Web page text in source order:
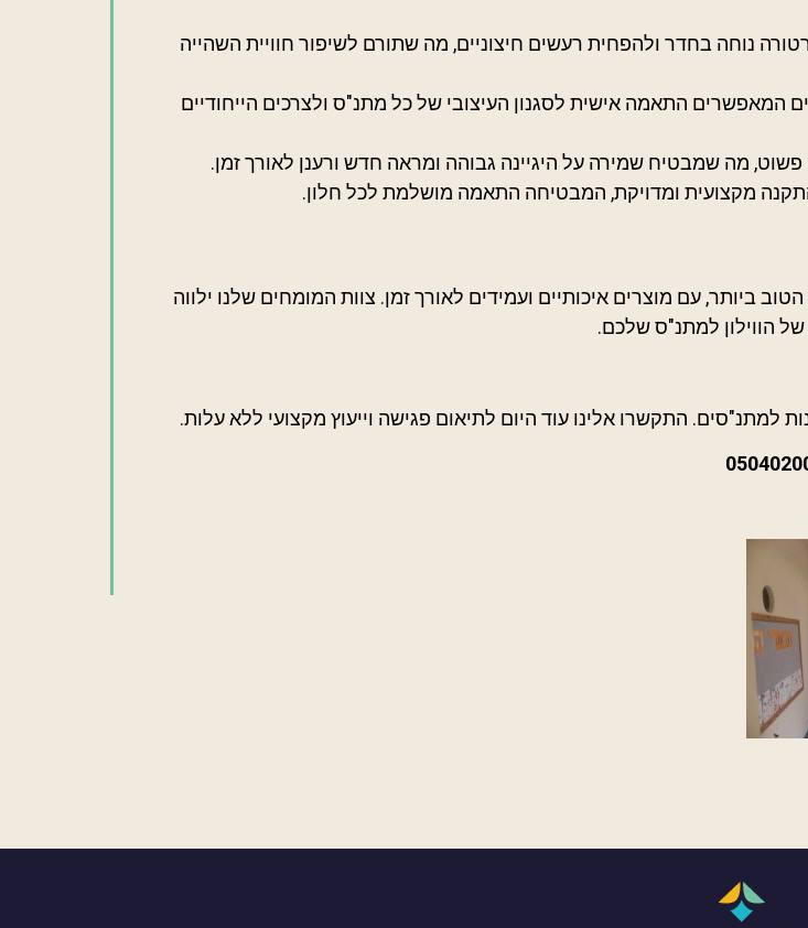
נוחה בחדר ולהפחית רעשים חיצוניים, מה שתורם לשיפור חוויית השהייה
המאפשרים התאמה אישית לסגנון העיצובי של כל מתנ"ס ולצרכים הייחודיים
פשוט, מה שמבטיח שמירה על היגיינה גבוהה ומראה חדש ורענן לאורך זמן.
מקצועית ומדויקת, המבטיחה התאמה מושלמת לכל חלון.
ביותר, עם מוצרים איכותיים ועמידים לאורך זמן. צוות המומחים שלנו ילווה
הווילון למתנ"ס שלכם.
למתנ"סים. התקשרו אלינו עוד היום לתיאום פגישה וייעוץ מקצועי ללא עלות.